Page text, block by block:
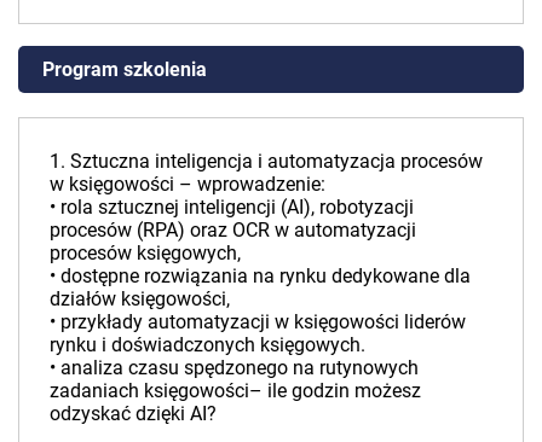
Program szkolenia
1. Sztuczna inteligencja i automatyzacja procesów
w księgowości – wprowadzenie:
• rola sztucznej inteligencji (AI), robotyzacji
procesów (RPA) oraz OCR w automatyzacji
procesów księgowych,
• dostępne rozwiązania na rynku dedykowane dla
działów księgowości,
• przykłady automatyzacji w księgowości liderów
rynku i doświadczonych księgowych.
• analiza czasu spędzonego na rutynowych
zadaniach księgowości– ile godzin możesz
odzyskać dzięki AI?